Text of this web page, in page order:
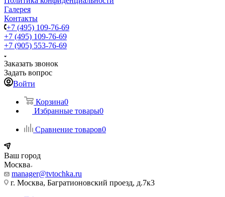
Галерея
Контакты
+7 (495) 109-76-69
+7 (495) 109-76-69
+7 (905) 553-76-69
Заказать звонок
Задать вопрос
Войти
Корзина0
Избранные товары0
Сравнение товаров0
Ваш город
Москва
manager@tvtochka.ru
г. Москва, Багратионовский проезд, д.7к3